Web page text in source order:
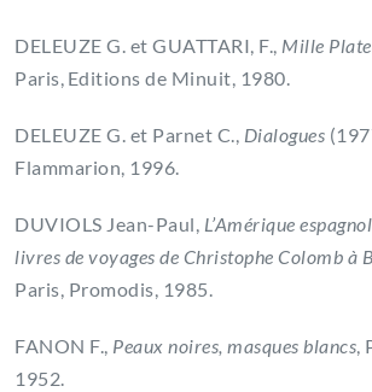
DELEUZE G. et GUATTARI, F., Mille
Paris, Editions de Minuit, 1980.
DELEUZE G. et Parnet C., Dialogues
Flammarion, 1996.
DUVIOLS Jean-Paul, L’Amérique
livres de voyages de Christophe Colomb à
Paris, Promodis, 1985.
FANON F., Peaux noires, masques blancs,
1952.